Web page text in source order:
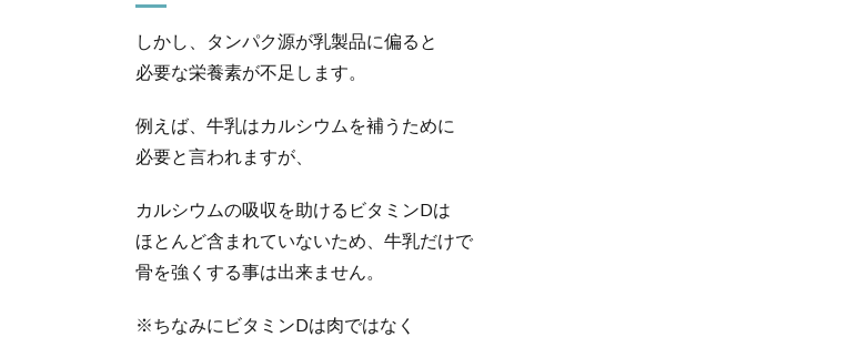
しかし、タンパク源が乳製品に偏ると
必要な栄養素が不足します。
例えば、牛乳はカルシウムを補うために
必要と言われますが、
カルシウムの吸収を助けるビタミンDは
ほとんど含まれていないため、牛乳だけで
骨を強くする事は出来ません。
※ちなみにビタミンDは肉ではなく